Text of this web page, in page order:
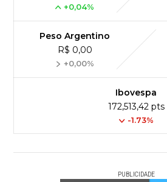
+0,04%
Peso Argentino
R$ 0,00
+0,00%
Ibovespa
172,513,42 pts
-1.73%
PUBLICIDADE